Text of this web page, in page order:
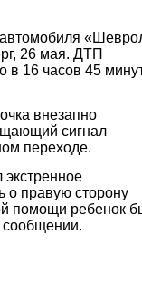
26 мая. ДТП
в 16 часов 45
внезапно
сигнал
переходе.
о правую сторону
помощи ребенок
сообщении.